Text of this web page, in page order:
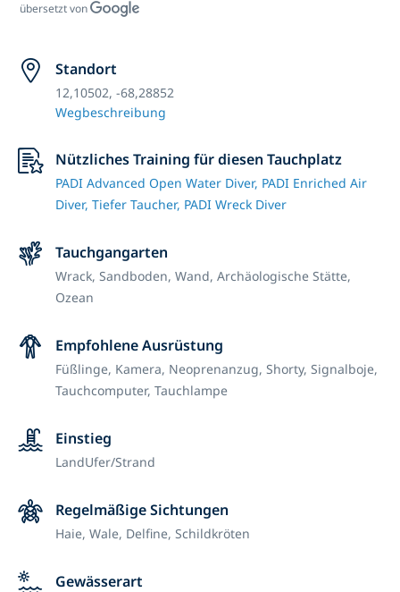
übersetzt von
Standort
12,10502, -68,28852
Wegbeschreibung
Nützliches Training für diesen Tauchplatz
PADI Advanced Open Water Diver, PADI Enriched Air
Diver,Tiefer Taucher, PADI Wreck Diver
Tauchgangarten
Wrack,Sandboden,Wand,Archäologische Stätte,
Ozean
Empfohlene Ausrüstung
Füßlinge, Kamera, Neoprenanzug,Shorty,Signalboje,
Tauchcomputer,Tauchlampe
Einstieg
LandUfer/Strand
Regelmäßige Sichtungen
Haie, Wale, Delfine, Schildkröten
Gewässerart